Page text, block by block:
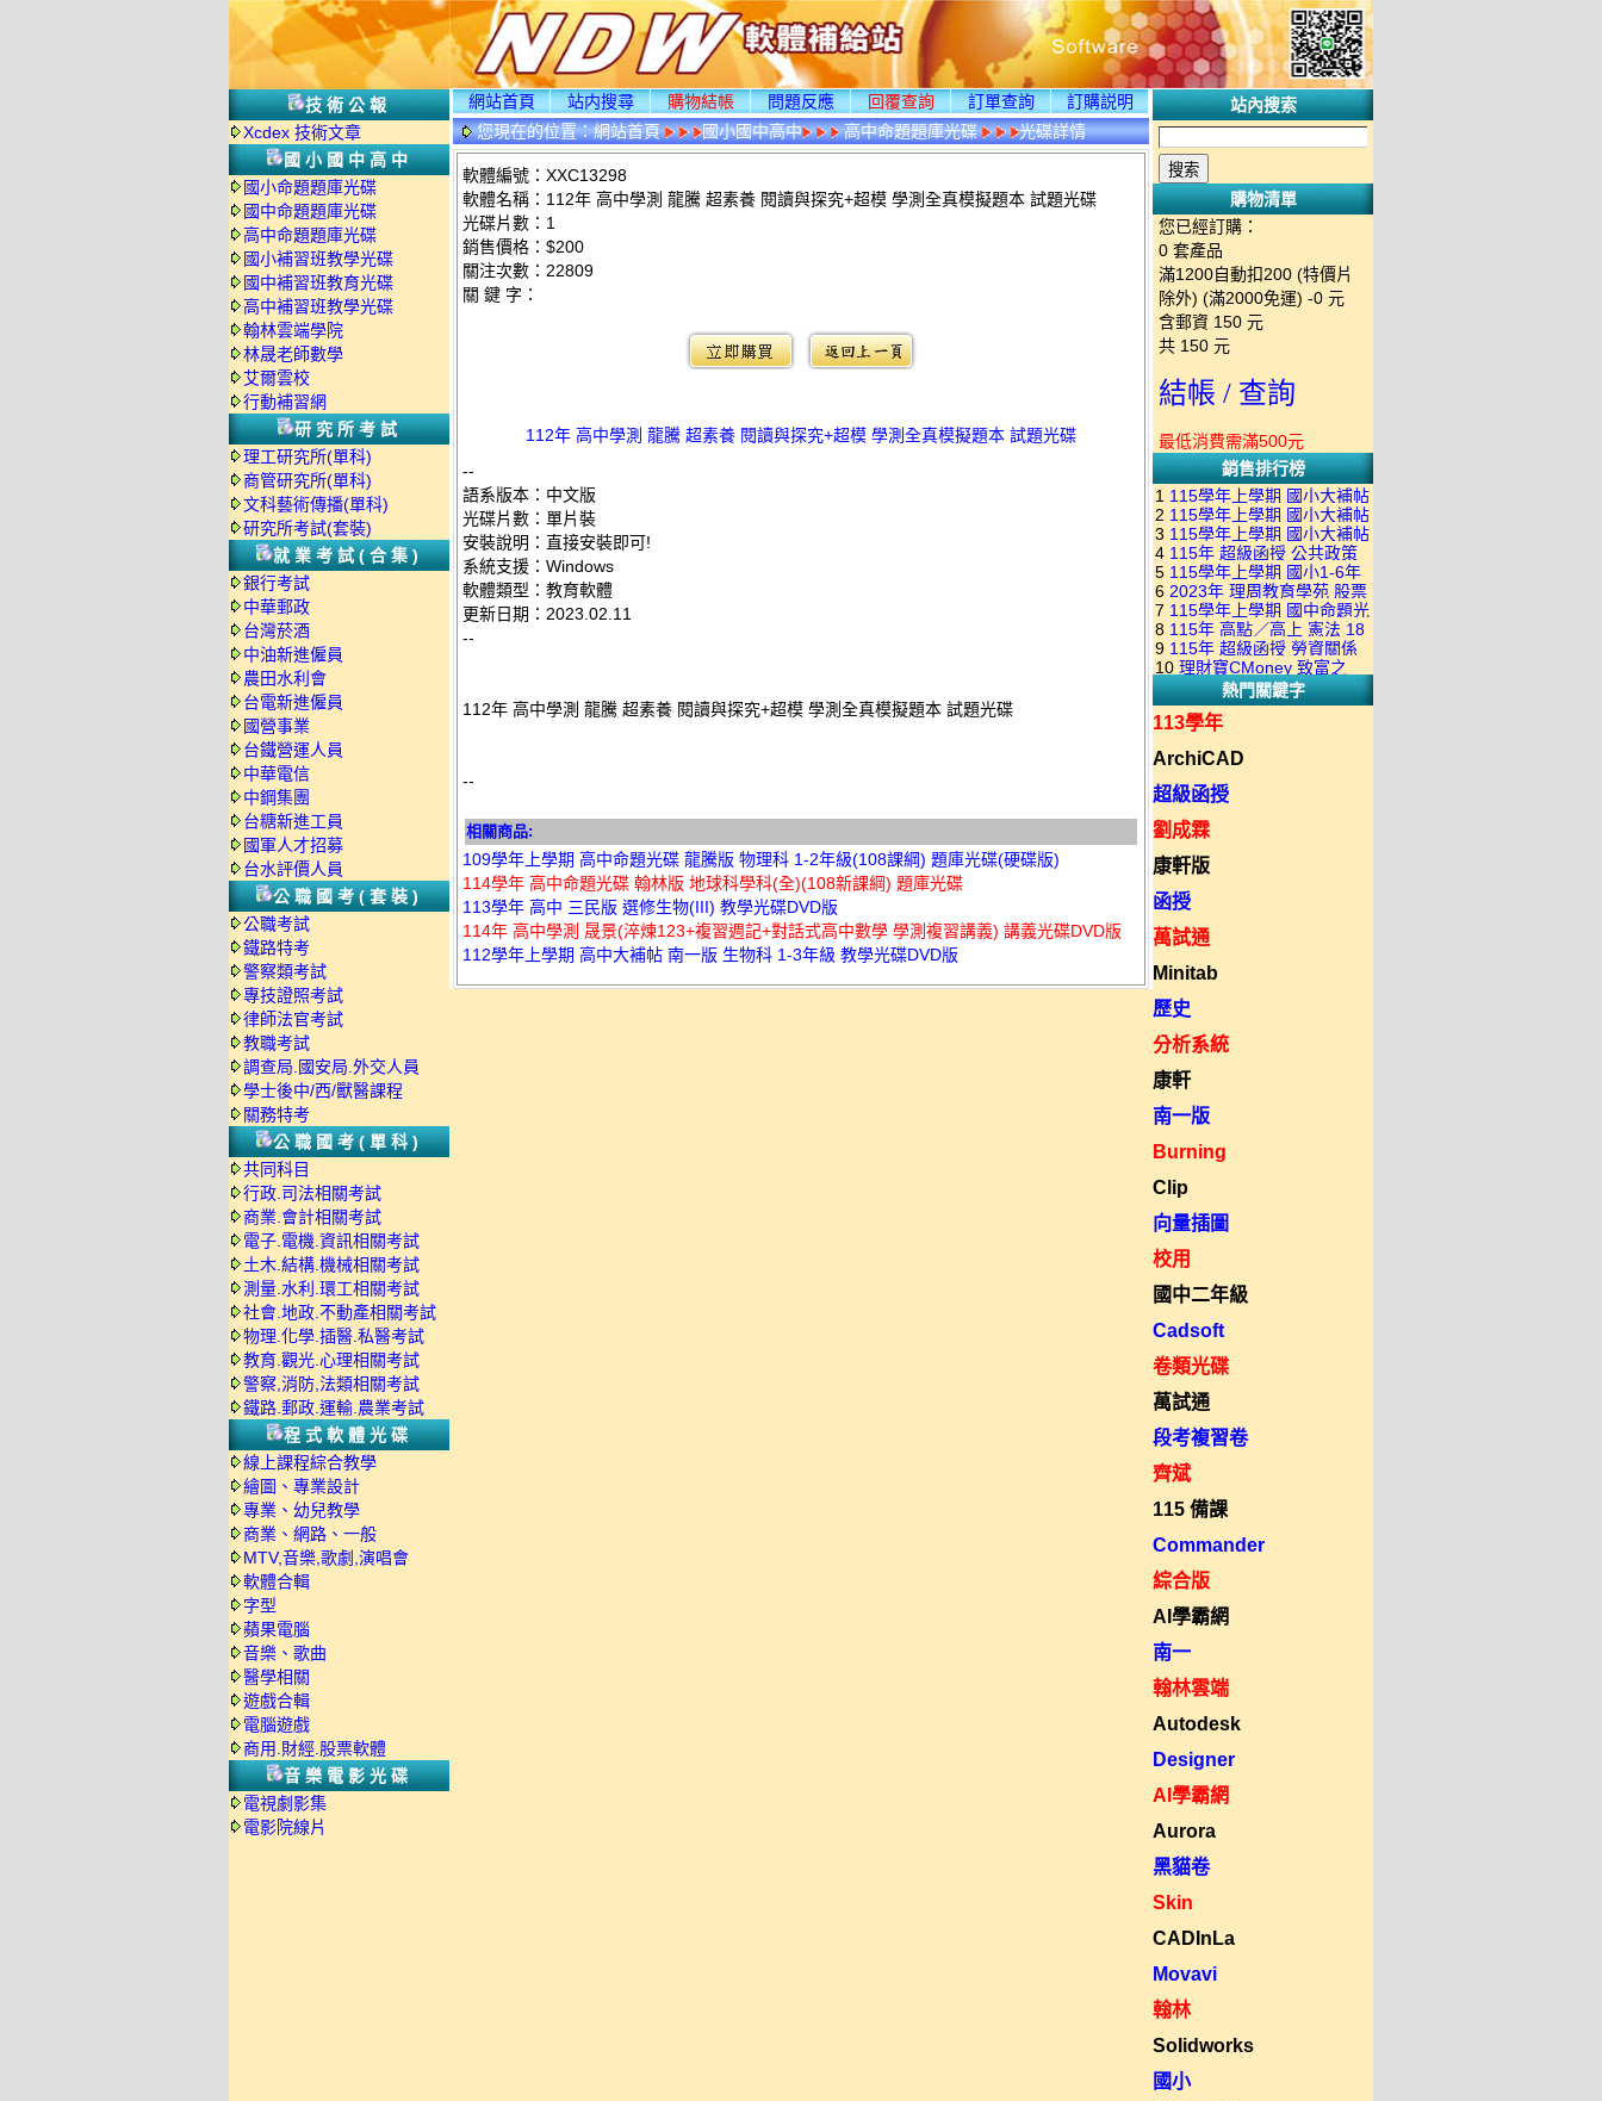
技術公報
Xcdex 技術文章
國小國中高中
國小命題題庫光碟
國中命題題庫光碟
高中命題題庫光碟
國小補習班教學光碟
國中補習班教育光碟
高中補習班教學光碟
翰林雲端學院
林晟老師數學
艾爾雲校
行動補習網
研究所考試
理工研究所(單科)
商管研究所(單科)
文科藝術傳播(單科)
研究所考試(套裝)
就業考試(合集)
銀行考試
中華郵政
台灣菸酒
中油新進僱員
農田水利會
台電新進僱員
國營事業
台鐵營運人員
中華電信
中鋼集團
台糖新進工員
國軍人才招募
台水評價人員
公職國考(套裝)
公職考試
鐵路特考
警察類考試
專技證照考試
律師法官考試
教職考試
調查局.國安局.外交人員
學士後中/西/獸醫課程
關務特考
公職國考(單科)
共同科目
行政.司法相關考試
商業.會計相關考試
電子.電機.資訊相關考試
土木.結構.機械相關考試
測量.水利.環工相關考試
社會.地政.不動產相關考試
物理.化學.插醫.私醫考試
教育.觀光.心理相關考試
警察,消防,法類相關考試
鐵路.郵政.運輸.農業考試
程式軟體光碟
線上課程綜合教學
繪圖、專業設計
專業、幼兒教學
商業、網路、一般
MTV,音樂,歌劇,演唱會
軟體合輯
字型
蘋果電腦
音樂、歌曲
醫學相關
遊戲合輯
電腦遊戲
商用.財經.股票軟體
音樂電影光碟
電視劇影集
電影院線片
網站首頁 站内搜尋 購物結帳 問題反應 回覆查詢 訂單查詢
訂購説明
您現在的位置：網站首頁 國小國中高中 高中命題題庫光碟 光碟詳情
軟體編號：XXC13298
軟體名稱：112年 高中學測 龍騰 超素養 閱讀與探究+超模 學測全真模擬題本 試題光碟
光碟片數：1
銷售價格：$200
關注次數： 22809
關 鍵 字：
112年 高中學測 龍騰 超素養 閱讀與探究+超模 學測全真模擬題本 試題光碟
--
語系版本：中文版
光碟片數：單片裝
安裝說明：直接安裝即可!
系統支援：Windows
軟體類型：教育軟體
更新日期：2023.02.11
--
112年 高中學測 龍騰 超素養 閱讀與探究+超模 學測全真模擬題本 試題光碟
--
相關商品:
109學年上學期 高中命題光碟 龍騰版 物理科 1-2年級(108課綱) 題庫光碟(硬碟版)
114學年 高中命題光碟 翰林版 地球科學科(全)(108新課綱) 題庫光碟
113學年 高中 三民版 選修生物(III) 教學光碟DVD版
114年 高中學測 晟景(淬煉123+複習週記+對話式高中數學 學測複習講義) 講義光碟DVD版
112學年上學期 高中大補帖 南一版 生物科 1-3年級 教學光碟DVD版
站內搜索
購物清單
您已經訂購：
0 套產品
滿1200自動扣200 (特價片
除外) (滿2000免運) -0 元
含郵資 150 元
共 150 元
結帳 / 查詢
最低消費需滿500元
銷售排行榜
1 115學年上學期 國小大補帖
南一版 國語+數學+社會+生活
+自然 1-6年級 教學光碟DVD
版(3DVD)
2 115學年上學期 國小大補帖
康軒版 國語+數學+社會+生活
+自然 1-6年級 教學光碟DVD
版(3DVD)
3 115學年上學期 國小大補帖
翰林版 國語+數學+社會+生活
+自然 1-6年級 教學光碟DVD
版(3DVD)
4 115年 超級函授 公共政策
22堂課+總複習 張楚老師 含
PDF講義 函授DVD(9DVD)
5 115學年上學期 國小1-6年
級 習作解答(含康軒.南一.翰林
全版本.全科目)合輯版 DVD版
6 2023年 理周教育學苑 股票
當沖煉金術 主講：朱家泓 國
語發音 DVD版
7 115學年上學期 國中命題光
碟 翰林版 英文科 1-3年級 題
庫光碟
8 115年 高點／高上 憲法 18
堂課 宗台大老師 含PDF講義
函授DVD(8DVD)【適用於律
師司法考試】
9 115年 超級函授 勞資關係
概要 11堂課+總複習 陸川老
師 含PDF講義 函授
DVD(5DVD)
10 理財寶CMoney 致富之
道：上班族飆股攻略班 主
講：朱家泓+林穎 國語發音
熱門關鍵字
113學年
ArchiCAD
超級函授
劉成霖
康軒版
函授
萬試通
Minitab
歷史
分析系統
康軒
南一版
Burning
Clip
向量插圖
校用
國中二年級
Cadsoft
卷類光碟
萬試通
段考複習卷
齊斌
115 備課
Commander
綜合版
AI學霸網
南一
翰林雲端
Autodesk
Designer
AI學霸網
Aurora
黑貓卷
Skin
CADInLa
Movavi
翰林
Solidworks
國小